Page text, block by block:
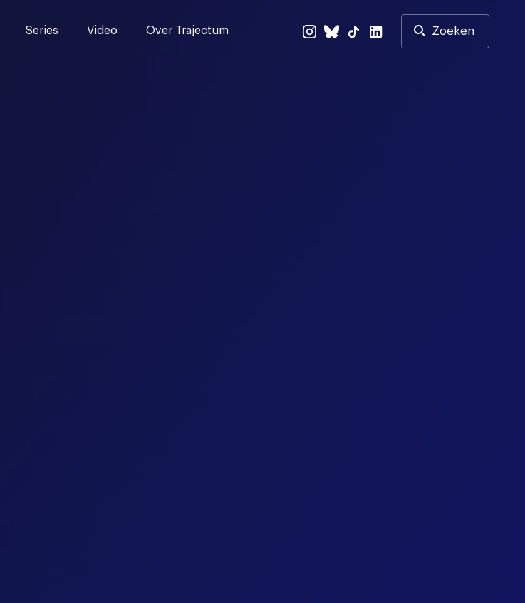
Series Video Over Trajectum Zoeken